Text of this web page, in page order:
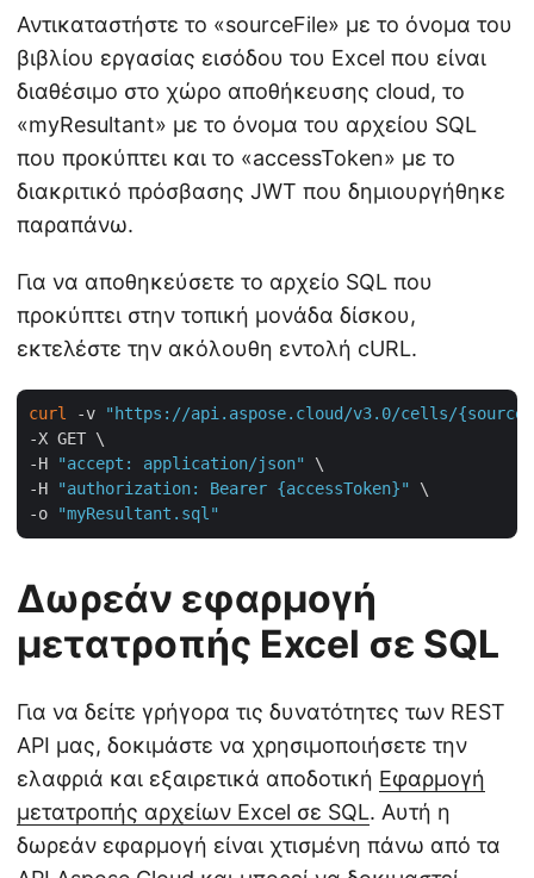
Αντικαταστήστε το «sourceFile» με το όνομα του
βιβλίου εργασίας εισόδου του Excel που είναι
διαθέσιμο στο χώρο αποθήκευσης cloud, το
«myResultant» με το όνομα του αρχείου SQL
που προκύπτει και το «accessToken» με το
διακριτικό πρόσβασης JWT που δημιουργήθηκε
παραπάνω.
Για να αποθηκεύσετε το αρχείο SQL που
προκύπτει στην τοπική μονάδα δίσκου,
εκτελέστε την ακόλουθη εντολή cURL.
curl -v
"https://api.aspose.cloud/v3.0/cells/
-X GET \
-H
"accept: application/json"
\
-H
"authorization: Bearer {accessToken}"
\
-o
"myResultant.sql"
Δωρεάν εφαρμογή
μετατροπής Excel σε SQL
Για να δείτε γρήγορα τις δυνατότητες των REST
API μας, δοκιμάστε να χρησιμοποιήσετε την
ελαφριά και εξαιρετικά αποδοτική Εφαρμογή
μετατροπής αρχείων Excel σε SQL. Αυτή η
δωρεάν εφαρμογή είναι χτισμένη πάνω από τα